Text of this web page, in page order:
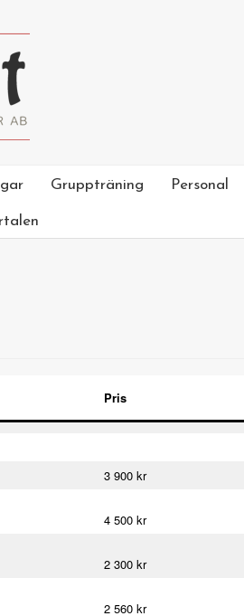
Gruppträning Personal
Pris
3 900 kr
4 500 kr
2 300 kr
2 560 kr